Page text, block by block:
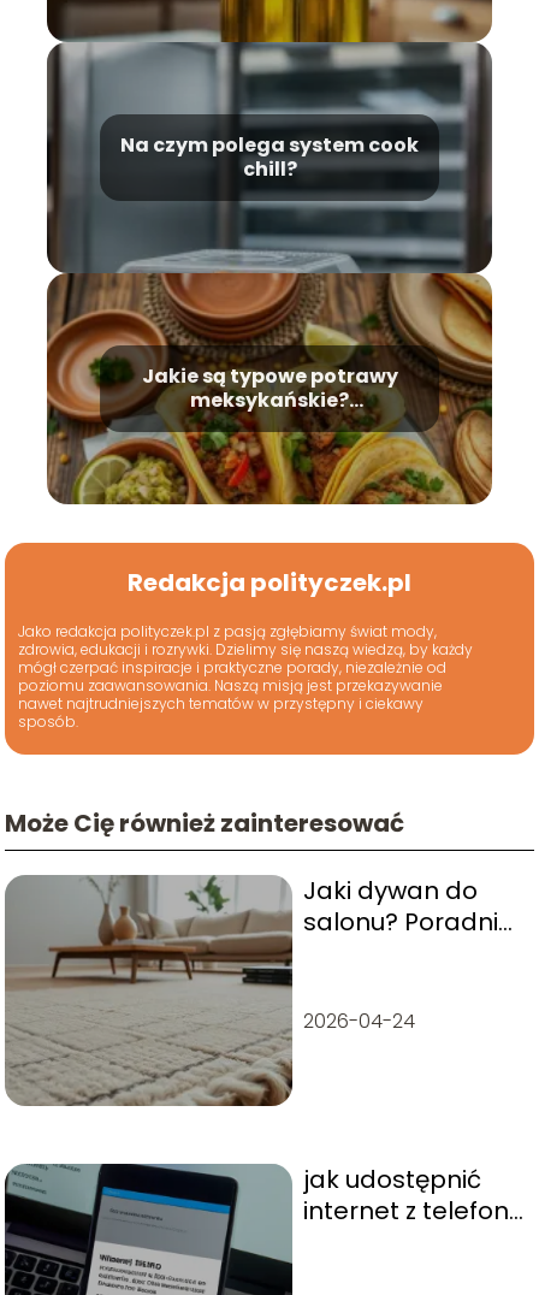
Na czym polega system cook
chill?
Jakie są typowe potrawy
meksykańskie?
Najpopularniejsze dania
Redakcja polityczek.pl
Jako redakcja polityczek.pl z pasją zgłębiamy świat mody,
zdrowia, edukacji i rozrywki. Dzielimy się naszą wiedzą, by każdy
mógł czerpać inspiracje i praktyczne porady, niezależnie od
poziomu zaawansowania. Naszą misją jest przekazywanie
nawet najtrudniejszych tematów w przystępny i ciekawy
sposób.
Może Cię również zainteresować
Jaki dywan do
salonu? Poradnik
2026-04-24
jak udostępnić
internet z telefonu